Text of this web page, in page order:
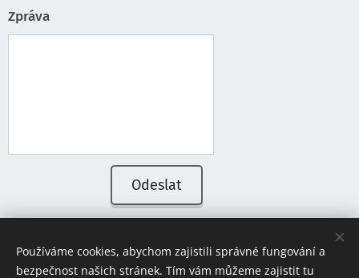
Zpráva
Odeslat
Používáme cookies, abychom zajistili správné fungování a
bezpečnost našich stránek. Tím vám můžeme zajistit tu